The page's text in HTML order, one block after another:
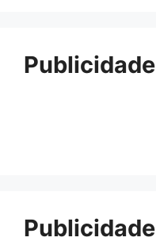
Publicidade
Publicidade